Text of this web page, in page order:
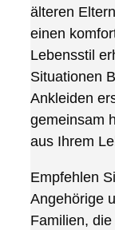
älteren
einen
Lebensstil
Situationen
Ankleiden
gemeinsam
aus Ihrem
Empfehlen
Angehörige
Familien,